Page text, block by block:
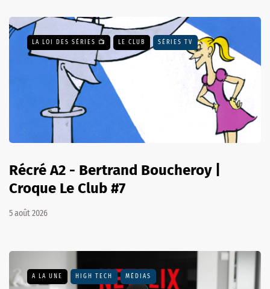
LA LOI DES SÉRIES 📺 LE CLUB SÉRIES TV
Récré A2 - Bertrand Boucheroy |
Croque Le Club #7
5 août 2026
A LA UNE HIGH TECH MÉDIAS